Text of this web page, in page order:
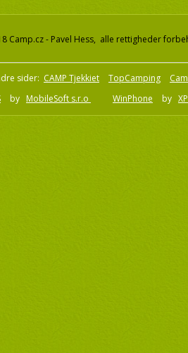
Camp.cz - Pavel Hess, alle rettigheder
sider: CAMP Tjekkiet TopCamping
by MobileSoft s.r.o WinPhone by